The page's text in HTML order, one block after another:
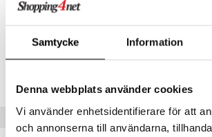
Samtycke Information
Denna webbplats använder cookies
Vi använder enhetsidentifierare för att
och annonserna till användarna,
AONB0-N5-10
Tips till dig
& Artros
& Mineraler